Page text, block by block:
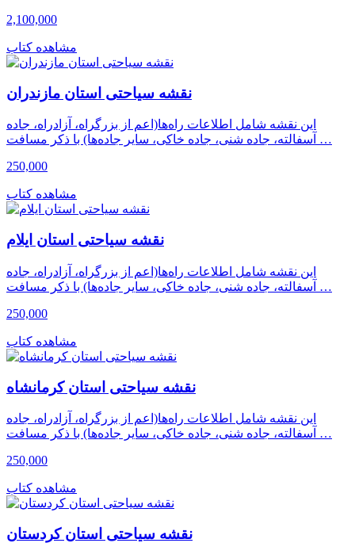
2,100,000
مشاهده کتاب
نقشه سیاحتی استان مازندران
این نقشه شامل اطلاعات راه‌ها(اعم از بزرگراه، آزادراه، جاده
آسفالته، جاده شنی، جاده خاکی، سایر جاده‌ها) با ذکر مسافت …
250,000
مشاهده کتاب
نقشه سیاحتی استان ایلام
این نقشه شامل اطلاعات راه‌ها(اعم از بزرگراه، آزادراه، جاده
آسفالته، جاده شنی، جاده خاکی، سایر جاده‌ها) با ذکر مسافت …
250,000
مشاهده کتاب
نقشه سیاحتی استان کرمانشاه
این نقشه شامل اطلاعات راه‌ها(اعم از بزرگراه، آزادراه، جاده
آسفالته، جاده شنی، جاده خاکی، سایر جاده‌ها) با ذکر مسافت …
250,000
مشاهده کتاب
نقشه سیاحتی استان کردستان